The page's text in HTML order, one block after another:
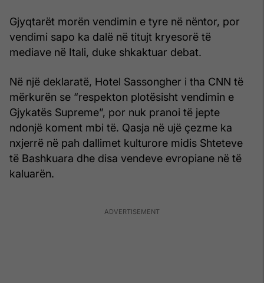
Gjyqtarët morën vendimin e tyre në nëntor, por
vendimi sapo ka dalë në titujt kryesorë të
mediave në Itali, duke shkaktuar debat.
Në një deklaratë, Hotel Sassongher i tha CNN të
mërkurën se “respekton plotësisht vendimin e
Gjykatës Supreme”, por nuk pranoi të jepte
ndonjë koment mbi të. Qasja në ujë çezme ka
nxjerrë në pah dallimet kulturore midis Shteteve
të Bashkuara dhe disa vendeve evropiane në të
kaluarën.